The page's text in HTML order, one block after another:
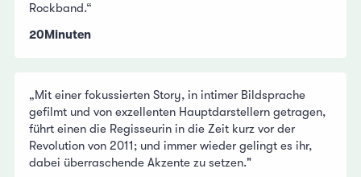
Rockband.“
20Minuten
„Mit einer fokussierten Story, in intimer Bildsprache
gefilmt und von exzellenten Hauptdarstellern getragen,
führt einen die Regisseurin in die Zeit kurz vor der
Revolution von 2011; und immer wieder gelingt es ihr,
dabei überraschende Akzente zu setzen."